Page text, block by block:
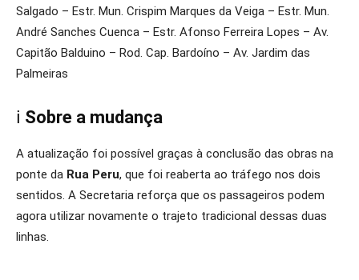
Salgado – Estr. Mun. Crispim Marques da Veiga – Estr. Mun.
André Sanches Cuenca – Estr. Afonso Ferreira Lopes – Av.
Capitão Balduino – Rod. Cap. Bardoíno – Av. Jardim das
Palmeiras
ℹ️ Sobre a mudança
A atualização foi possível graças à conclusão das obras na
ponte da Rua Peru, que foi reaberta ao tráfego nos dois
sentidos. A Secretaria reforça que os passageiros podem
agora utilizar novamente o trajeto tradicional dessas duas
linhas.